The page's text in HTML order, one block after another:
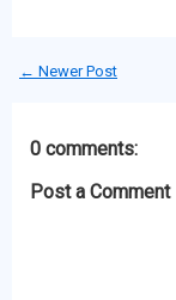
← Newer Post
0 comments:
Post a Comment